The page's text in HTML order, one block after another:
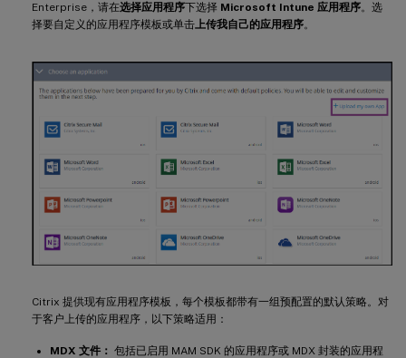
Enterprise，请在选择应用程序下选择 Microsoft Intune 应用程序。选
择要自定义的应用程序模板或单击上传我自己的应用程序。
Citrix 提供现有应用程序模板，每个模板都带有一组预配置的默认策略。对
于客户上传的应用程序，以下策略适用：
MDX 文件： 包括已启用 MAM SDK 的应用程序或 MDX 封装的应用程